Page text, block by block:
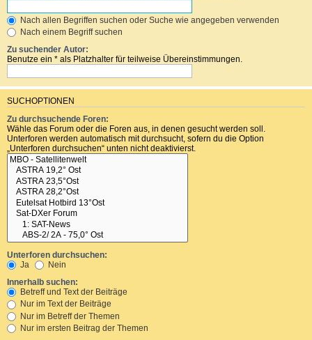
Nach allen Begriffen suchen oder Suche wie angegeben verwenden
Nach einem Begriff suchen
Zu suchender Autor:
Benutze ein * als Platzhalter für teilweise Übereinstimmungen.
SUCHOPTIONEN
Zu durchsuchende Foren:
Wähle das Forum oder die Foren aus, in denen gesucht werden soll.
Unterforen werden automatisch mit durchsucht, sofern du die Option
„Unterforen durchsuchen“ unten nicht deaktivierst.
Unterforen durchsuchen:
Ja
Nein
Innerhalb suchen:
Betreff und Text der Beiträge
Nur im Text der Beiträge
Nur im Betreff der Themen
Nur im ersten Beitrag der Themen